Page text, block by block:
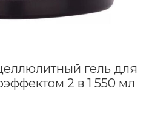
гель для
2 в 1 550 мл